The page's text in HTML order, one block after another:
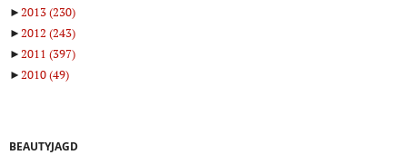
► 2013(230)
► 2012 (243)
► 2011 (397)
► 2010(49)
BEAUTYJAGD